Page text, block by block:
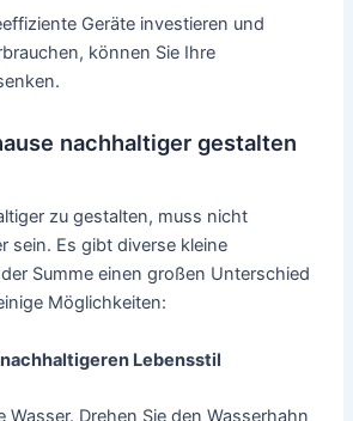
Geräte investieren und
können Sie Ihre
nachhaltiger gestalten
zu gestalten, muss nicht
sein. Es gibt diverse kleine
Summe einen großen Unterschied
Möglichkeiten:
Lebensstil
Wasser. Drehen Sie den Wasserhahn